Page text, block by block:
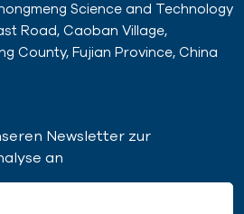
Science and Technology
Road, Caoban Village,
County, Fujian Province, China
Newsletter zur
an